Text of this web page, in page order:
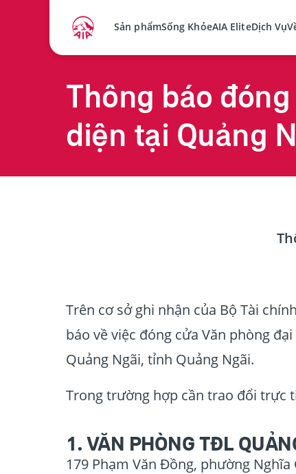
Sản phẩmSống KhỏeAIA EliteDịch Vụ
Thông báo
diện tại Quảng
Trên cơ sở ghi nhận của Bộ Tài
báo về việc đóng cửa Văn phòng
Quảng Ngãi, tỉnh Quảng Ngãi.
Trong trường hợp cần trao đổi trực
1. VĂN PHÒNG TĐL
179 Phạm Văn Đồng, phường